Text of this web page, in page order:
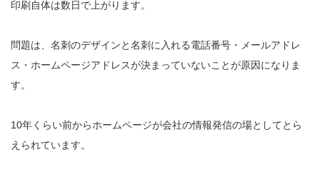
印刷自体は数日で上がります。
問題は、名刺のデザインと名刺に入れる電話番号・メールアドレ
ス・ホームページアドレスが決まっていないことが原因になりま
す。
10年くらい前からホームページが会社の情報発信の場としてとら
えられています。